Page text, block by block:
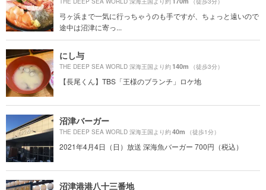
弓ヶ浜まで一気に行っちゃうのも手ですが、ちょっと遠いので
途中は沼津に寄っ...
にし与
THE DEEP SEA WORLD 深海王国より約140m （徒歩3分）
【長尾くん】TBS「王様のブランチ」ロケ地
沼津バーガー
THE DEEP SEA WORLD 深海王国より約40m （徒歩1分）
2021年4月4日（日）放送 深海魚バーガー 700円（税込）
沼津港港八十三番地